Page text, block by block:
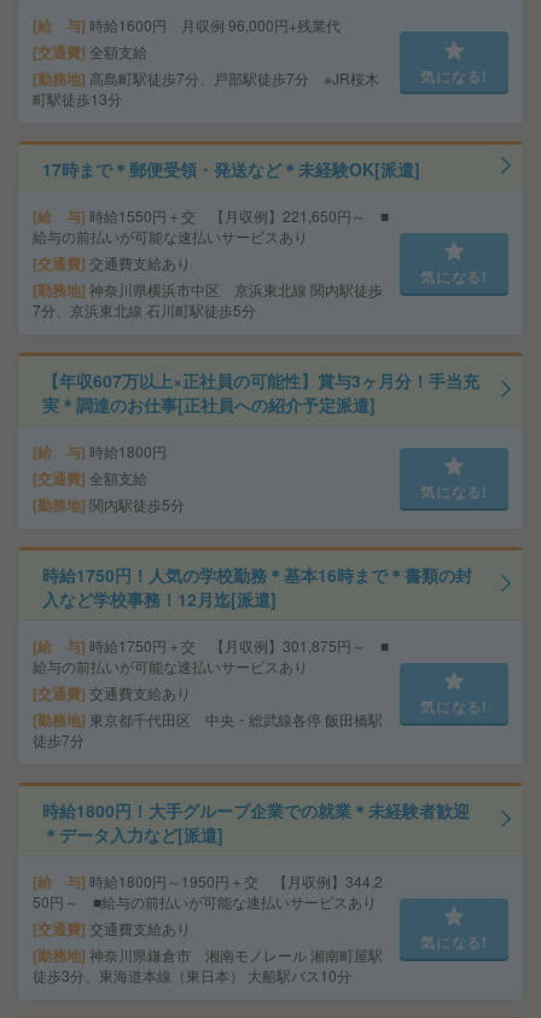
給 与 時給1600円 月収例 96,000円+残業代
交通費 全額支給
勤務地 高島町駅徒歩7分、戸部駅徒歩7分 ※JR桜木
町駅徒歩13分
気になる!
17時まで＊郵便受領・発送など＊未経験OK[派遣]
給 与 時給1550円＋交 【月収例】221,650円～ ■
給与の前払いが可能な速払いサービスあり
交通費 交通費支給あり
勤務地 神奈川県横浜市中区 京浜東北線 関内駅徒歩
7分、京浜東北線 石川町駅徒歩5分
気になる!
【年収607万以上×正社員の可能性】賞与3ヶ月分！手当充
実＊調達のお仕事[正社員への紹介予定派遣]
給 与 時給1800円
交通費 全額支給
勤務地 関内駅徒歩5分
気になる!
時給1750円！人気の学校勤務＊基本16時まで＊書類の封
入など学校事務！12月迄[派遣]
給 与 時給1750円＋交 【月収例】301,875円～ ■
給与の前払いが可能な速払いサービスあり
交通費 交通費支給あり
勤務地 東京都千代田区 中央・総武線各停 飯田橋駅
徒歩7分
気になる!
時給1800円！大手グループ企業での就業＊未経験者歓迎
＊データ入力など[派遣]
給 与 時給1800円～1950円＋交 【月収例】344,2
50円～ ■給与の前払いが可能な速払いサービスあり
交通費 交通費支給あり
勤務地 神奈川県鎌倉市 湘南モノレール 湘南町屋駅
徒歩3分、東海道本線（東日本） 大船駅バス10分
気になる!